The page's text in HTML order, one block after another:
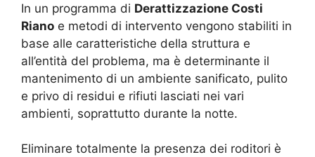
In un programma di Derattizzazione Costi
Riano e metodi di intervento vengono stabiliti in
base alle caratteristiche della struttura e
all’entità del problema, ma è determinante il
mantenimento di un ambiente sanificato, pulito
e privo di residui e rifiuti lasciati nei vari
ambienti, soprattutto durante la notte.
Eliminare totalmente la presenza dei roditori è